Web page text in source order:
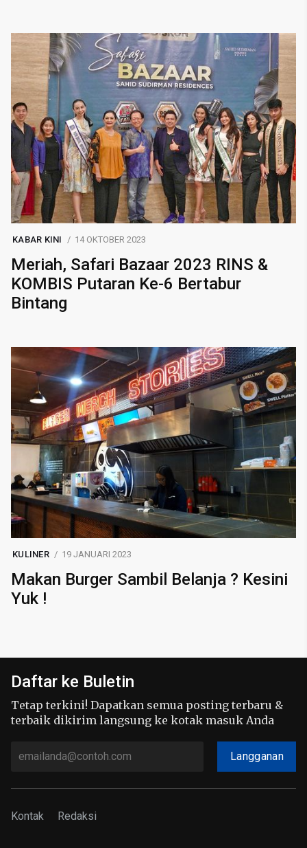
KABAR KINI 14 OKTOBER 2023
Meriah, Safari Bazaar 2023 RINS &
KOMBIS Putaran Ke-6 Bertabur
Bintang
KULINER 19 JANUARI 2023
Makan Burger Sambil Belanja ? Kesini
Yuk !
Daftar ke Buletin
Tetap terkini! Dapatkan semua posting terbaru &
terbaik dikirim langsung ke kotak masuk Anda
Langganan
Kontak Redaksi